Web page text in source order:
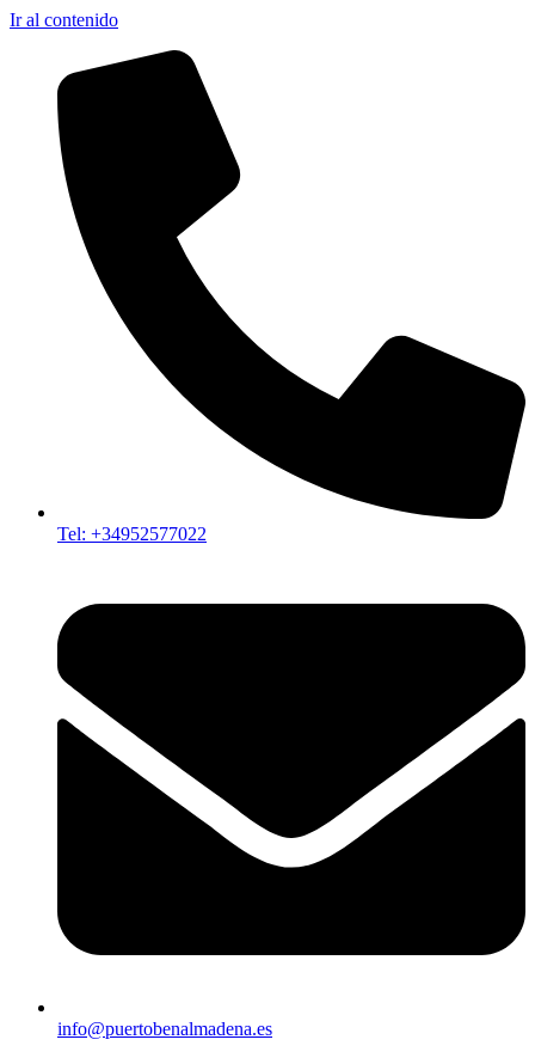
Ir al contenido
Tel: +34952577022
info@puertobenalmadena.es